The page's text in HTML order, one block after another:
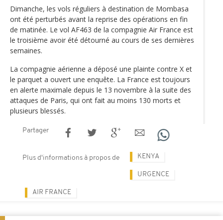
Dimanche, les vols réguliers à destination de Mombasa
ont été perturbés avant la reprise des opérations en fin
de matinée. Le vol AF463 de la compagnie Air France est
le troisième avoir été détourné au cours de ses dernières
semaines.
La compagnie aérienne a déposé une plainte contre X et
le parquet a ouvert une enquête. La France est toujours
en alerte maximale depuis le 13 novembre à la suite des
attaques de Paris, qui ont fait au moins 130 morts et
plusieurs blessés.
Partager
Plus d'informations à propos de KENYA
URGENCE
AIR FRANCE